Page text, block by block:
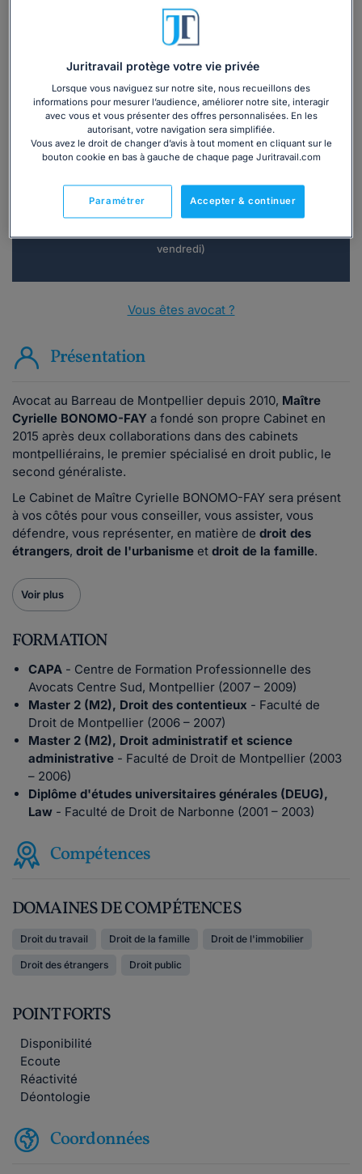
3 devis en 48h
Vous souhaitez une consultation par
téléphone ?
Consulter immédiatement
vendredi)
Vous êtes avocat ?
Présentation
Avocat au Barreau de Montpellier depuis 2010, Maître
Cyrielle BONOMO-FAY a fondé son propre Cabinet en
2015 après deux collaborations dans des cabinets
montpelliérains, le premier spécialisé en droit public, le
second généraliste.
Le Cabinet de Maître Cyrielle BONOMO-FAY sera présent
à vos côtés pour vous conseiller, vous assister, vous
défendre, vous représenter, en matière de droit des
étrangers, droit de l'urbanisme et droit de la famille.
Voir plus
FORMATION
CAPA - Centre de Formation Professionnelle des
Avocats Centre Sud, Montpellier (2007 – 2009)
Master 2 (M2), Droit des contentieux - Faculté de
Droit de Montpellier (2006 – 2007)
Master 2 (M2), Droit administratif et science
administrative - Faculté de Droit de Montpellier (2003
– 2006)
Diplôme d'études universitaires générales (DEUG),
Law - Faculté de Droit de Narbonne (2001 – 2003)
Compétences
DOMAINES DE COMPÉTENCES
Droit du travail Droit de la famille Droit de l'immobilier
Droit des étrangers Droit public
POINT FORTS
Disponibilité
Ecoute
Réactivité
Déontologie
Coordonnées
Juritravail protège votre vie privée
Lorsque vous naviguez sur notre site, nous recueillons des
informations pour mesurer l’audience, améliorer notre site, interagir
avec vous et vous présenter des offres personnalisées. En les
autorisant, votre navigation sera simplifiée.
Vous avez le droit de changer d’avis à tout moment en cliquant sur le
bouton cookie en bas à gauche de chaque page Juritravail.com
Accepter & continuer
Paramétrer